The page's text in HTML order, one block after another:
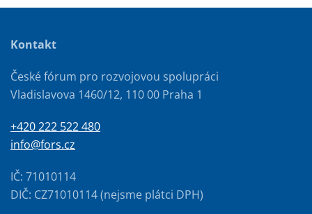
Kontakt
České fórum pro rozvojovou spolupráci
Vladislavova 1460/12, 110 00 Praha 1
+420 222 522 480
info@fors.cz
IČ: 71010114
DIČ: CZ71010114 (nejsme plátci DPH)